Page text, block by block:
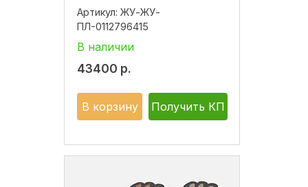
Артикул: ЖУ-ЖУ-
ПЛ-0112796415
В наличии
43400 р.
В корзину Получить КП